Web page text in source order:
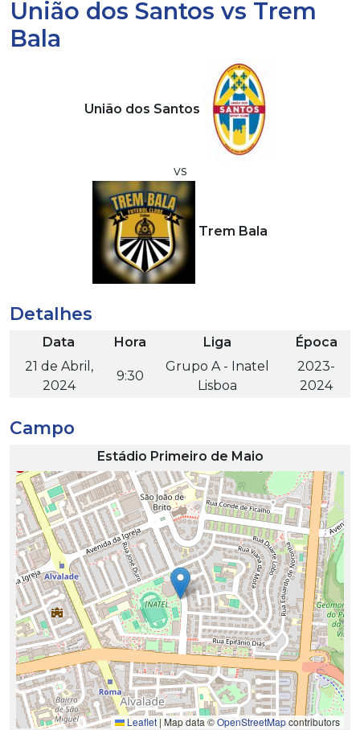
União dos Santos vs Trem
Bala
União dos Santos
vs
Trem Bala
Detalhes
Data Hora Liga
Época
21 de Abril,
2024
9:30
Grupo A - Inatel
Lisboa
2023-
2024
Campo
Estádio Primeiro de Maio
Leaflet | Map data ©OpenStreetMapcontributors